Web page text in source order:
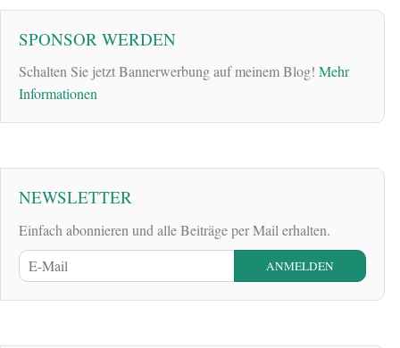
SPONSOR WERDEN
Schalten Sie jetzt Bannerwerbung auf meinem Blog! Mehr
Informationen
NEWSLETTER
Einfach abonnieren und alle Beiträge per Mail erhalten.